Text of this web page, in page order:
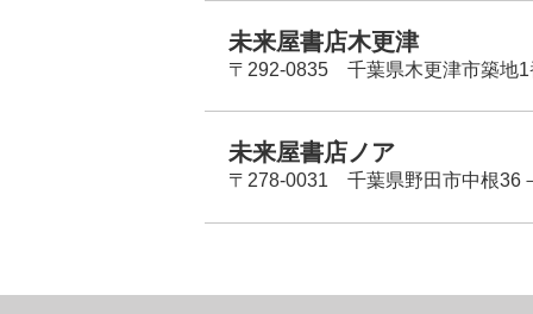
未来屋書店木更津
〒292-0835 千葉県木更津市築地1
未来屋書店ノア
〒278-0031 千葉県野田市中根36